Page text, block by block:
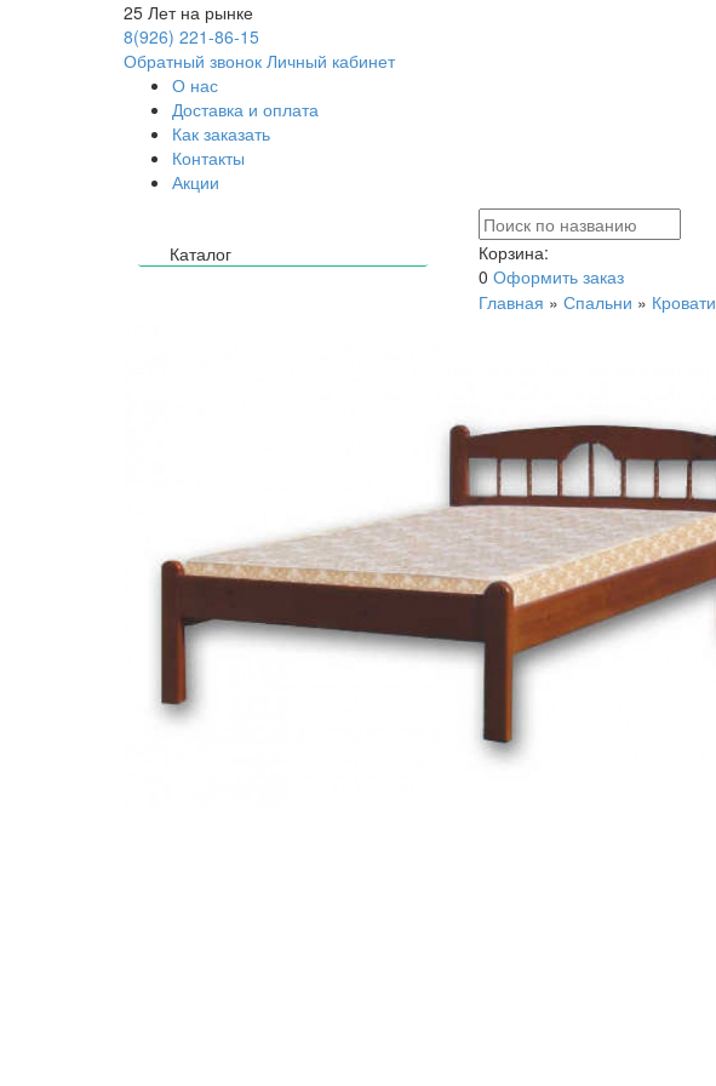
25 Лет на рынке
8(926) 221-86-15
Обратный звонок Личный кабинет
О нас
Доставка и оплата
Как заказать
Контакты
Акции
Каталог
Корзина:
0 Оформить заказ
Главная » Спальни » Кровати